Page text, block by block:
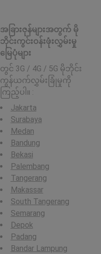
အခြားဇုန်များအတွက် မို
ဘိုင်းကွင်းဝန်းဖုံးလွှမ်းမှု
မြေပုံများ
တွင် 3G / 4G / 5G မိုဘိုင်း
ကွန်ယက်လွှမ်းခြုံမှုကို
ကြည့်ပါ။ :
Jakarta
Surabaya
Medan
Bandung
Bekasi
Palembang
Tangerang
Makassar
South Tangerang
Semarang
Depok
Padang
Bandar Lampung